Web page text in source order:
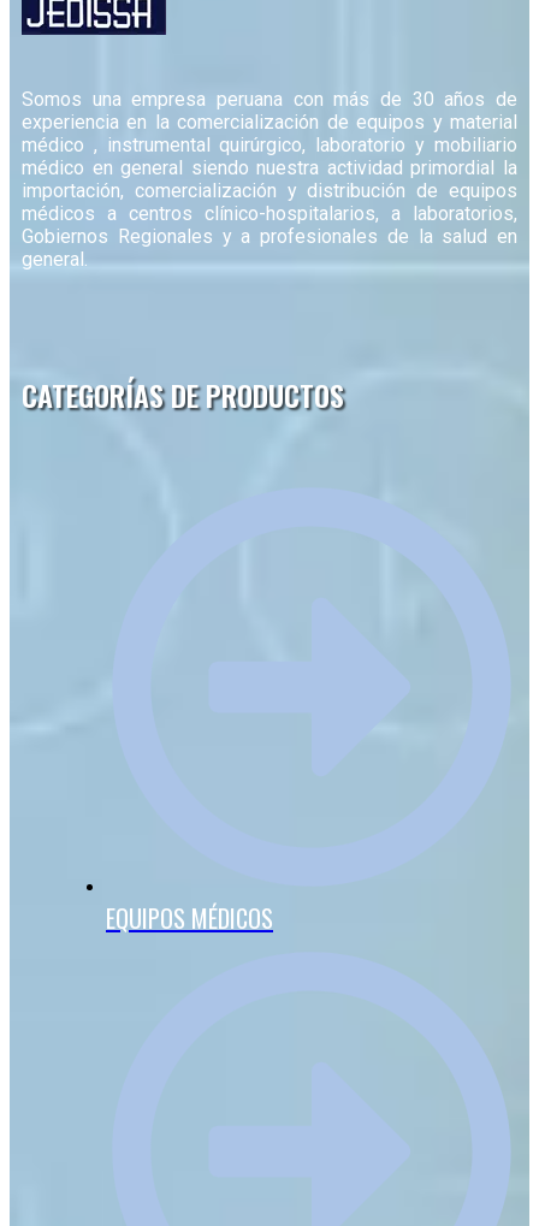
Somos una empresa peruana con más de 30 años de
experiencia en la comercialización de equipos y material
médico , instrumental quirúrgico, laboratorio y mobiliario
médico en general siendo nuestra actividad primordial la
importación, comercialización y distribución de equipos
médicos a centros clínico-hospitalarios, a laboratorios,
Gobiernos Regionales y a profesionales de la salud en
general.
CATEGORÍAS DE PRODUCTOS
EQUIPOS MÉDICOS